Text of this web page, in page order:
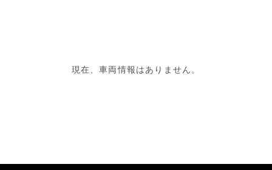
現在、車両情報はありません。